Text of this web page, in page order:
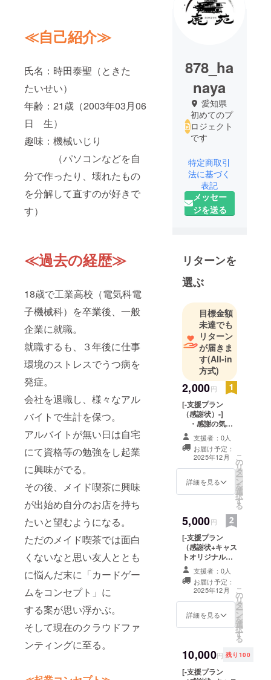
≪自己紹介≫
氏名：時田泰聖（ときた
たいせい）
年齢：21歳（2003年03月06
日 生）
趣味：機械いじり
（パソコンなどを自
分で作ったり、壊れたもの
を分解して直すのが好きで
す）
≪過去の経歴≫
18歳で工業高校（電気科電
子機械科）を卒業後、一般
企業に就職。
就職するも、３年後に仕事
環境のストレスでうつ病を
発症。
会社を退職し、様々なアル
バイトで生計を保つ。
アルバイトが無い日は自宅
にて資格等の勉強をし起業
に興味がでる。
その後、メイド喫茶に興味
が出始め自分のお店を持ち
たいと望むようになる。
ただのメイド喫茶では面白
くないなと思い友人ととも
に悩んだ末に「カードゲー
ムをコンセプト」に
する案が思い浮かぶ。
そして現在のクラウドファ
ンティングに至る。
878_ha
naya
愛知県
初めてのプ
ロジェクト
です
特定商取引
法に基づく
表記
メッセー
ジを送る
リターンを
選ぶ
目標金額
未達でも
リターン
が届きま
す(All-in
方式)
2,000円
[-支援プラン
（感謝状）-]
・感謝の気持
ちを込めて感謝
状を作成しお送
り致します！ ※
感謝状に記載す
る宛名（ニック
ネーム）を御記
支援者：0人
お届け予定：
2025年12月
詳細を見る
こ
の
リ
タ
ー
ン
を
選
択
す
る
5,000円
[-支援プラン
（感謝状+キャス
トオリジナル
カードパッ
ク）-] ・感謝
状+キャストオリ
ジナルカード
パックをお送り
致します！
パックです！
【＊支援でしか
見られない可愛
支援者：0人
お届け予定：
2025年12月
詳細を見る
こ
の
リ
タ
ー
ン
を
選
択
す
る
10,000円 残り100
[-支援プラン